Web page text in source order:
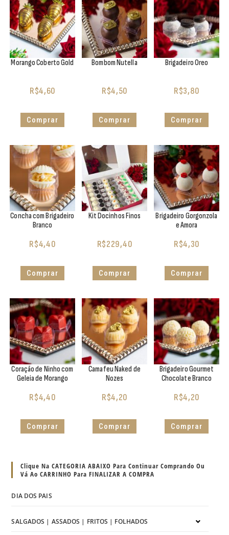
Morango Coberto Gold
R$4,60
Comprar
Bombom Nutella
R$4,50
Comprar
Brigadeiro Oreo
R$3,80
Comprar
Concha com Brigadeiro
Branco
R$4,40
Comprar
Kit Docinhos Finos
R$229,40
Comprar
Brigadeiro Gorgonzola
e Amora
R$4,30
Comprar
Coração de Ninho com
Geleia de Morango
R$4,40
Comprar
Camafeu Naked de
Nozes
R$4,20
Comprar
Brigadeiro Gourmet
Chocolate Branco
R$4,20
Comprar
Clique Na CATEGORIA ABAIXO Para Continuar Comprando Ou
Vá Ao CARRINHO Para FINALIZAR A COMPRA
DIA DOS PAIS
SALGADOS | ASSADOS | FRITOS | FOLHADOS